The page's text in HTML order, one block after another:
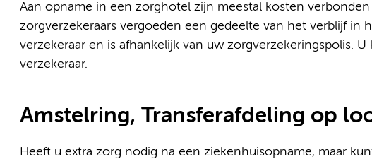
Aan opname in een zorghotel zijn meestal kosten
zorgverzekeraars vergoeden een gedeelte van het verblijf in
verzekeraar en is afhankelijk van uw zorgverzekeringspolis.
verzekeraar.
Amstelring, Transferafdeling op
Heeft u extra zorg nodig na een ziekenhuisopname, maar